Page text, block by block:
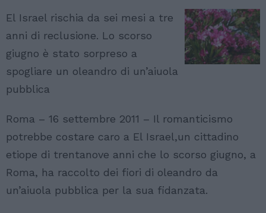
El Israel rischia da sei mesi a tre
anni di reclusione. Lo scorso
giugno è stato sorpreso a
spogliare un oleandro di un’aiuola
pubblica
Roma – 16 settembre 2011 – Il romanticismo
potrebbe costare caro a El Israel,un cittadino
etiope di trentanove anni che lo scorso giugno, a
Roma, ha raccolto dei fiori di oleandro da
un’aiuola pubblica per la sua fidanzata.